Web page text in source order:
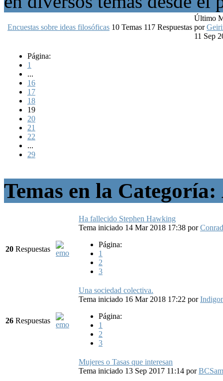
Encuestas sobre ideas filosóficas 10 Temas 117 Respuestas
Último
por
11 Sep
Página:
1
...
16
17
18
19
20
21
22
...
29
Temas en la
20 Respuestas
Ha fallecido Stephen Hawking
Tema iniciado 14 Mar 2018 17:38 por
Página:
1
2
3
26 Respuestas
Una sociedad colectiva.
Tema iniciado 16 Mar 2018 17:22 por
Página:
1
2
3
Mujeres o Tasas que interesan
Tema iniciado 13 Sep 2017 11:14 por